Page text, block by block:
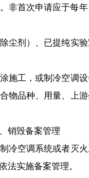
非首次申请应于每
剂）、已提纯实验
工，或制冷空调设
物品种、用量、上
销毁备案管理
空调系统或者灭火
法实施备案管理。